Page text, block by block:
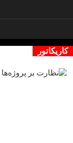
کاریکاتور